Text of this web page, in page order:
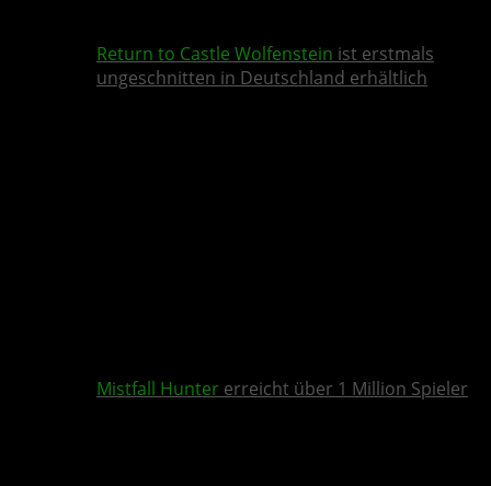
Return to Castle Wolfenstein ist erstmals
ungeschnitten in Deutschland erhältlich
Mistfall Hunter erreicht über 1 Million Spieler